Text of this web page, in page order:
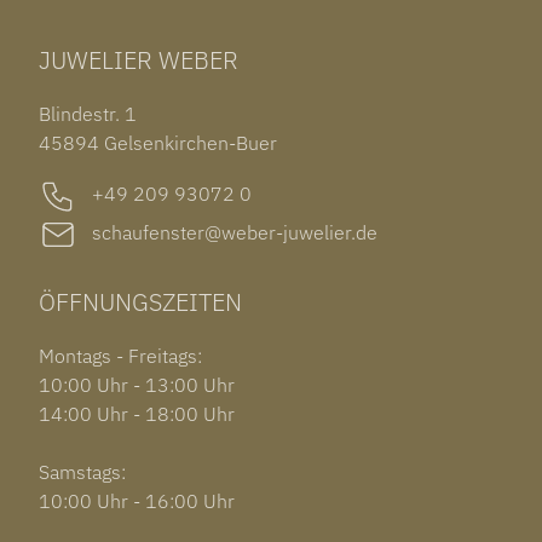
OHRSCHMUCK
OUT OF COLLECTION
ROLEX SUBMARINER DATE
GARMIN VENU 3S
JUWELIER WEBER
Blindestr. 1
45894 Gelsenkirchen-Buer
+49 209 93072 0
schaufenster@weber-juwelier.de
ÖFFNUNGSZEITEN
Montags - Freitags:
10:00 Uhr - 13:00 Uhr
14:00 Uhr - 18:00 Uhr
Samstags:
10:00 Uhr - 16:00 Uhr